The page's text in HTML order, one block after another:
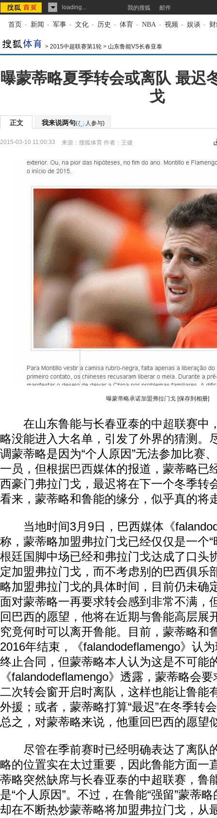
loading... 我的搜狐 邮件
首页 - 新闻 - 军事 - 文化 - 历史 - 体育 - NBA - 视频 - 娱谈 -
> 2015中超联赛第1轮 > 山东鲁能VS长春亚泰
曝蒙蒂略夏季转会或离队 最迟
戈
正文 我来说两句( 人参与)
2015-03-10 11:00:33 来源： 搜狐体育 作者：王健
曝蒙蒂略承诺加盟弗拉门戈 [保存到相册]
在山东鲁能与长春亚泰的中超联赛中
略没能进入大名单，引发了外界的猜测。
调蒙蒂略是因为“个人原因”无法参加比赛
一员，但根据巴西媒体的报道，蒙蒂略已
西豪门弗拉门戈，最迟将在下一个冬季转
看来，蒙蒂略和鲁能的缘分，似乎真的将
当地时间3月9日，巴西媒体《
称，蒙蒂略加盟弗拉门戈已经仅仅是一个“
根廷国脚中场已经和弗拉门戈达成了口头
定加盟弗拉门戈，而不考虑别的巴西俱乐
略加盟弗拉门戈的具体时间，目前仍未确
面对蒙蒂略一再要求转会感到非常不满，
回巴西的愿望，他将在近期与鲁能高层展
究竟何时可以离开鲁能。目前，蒙蒂略和
2016年结束，《falandodeflamengo》认
终止合同，但蒙蒂略本人认为这是不可能
《falandodeflamengo》透露，蒙蒂略会
二次转会窗开启时离队，这样也能让鲁能
外援；或者，蒙蒂略打算“最迟”在冬季转
总之，对蒙蒂略来说，他重回巴西的愿望
尽管在季前赛时已经明确表达了离队
略的位置实在太过重要，因此鲁能方面一
蒂略突然缺席与长春亚泰的中超联赛，鲁
是“个人原因”。不过，在鲁能“强留”蒙蒂
却在不断热炒蒙蒂略将加盟弗拉门戈，从